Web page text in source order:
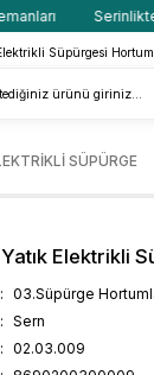
SÜPÜRGE
Elektrikli
03.Süpürge
Sern
02.03.009